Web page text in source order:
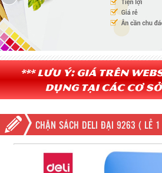
*** Lưu ý: Giá trên
dụng tại các cơ sở
CHẶN SÁCH DELI ĐẠI 9263 ( LẺ